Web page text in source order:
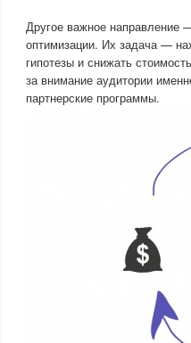
Другое важное направление
оптимизации. Их задача —
гипотезы и снижать
за внимание аудитории
партнерские программы.